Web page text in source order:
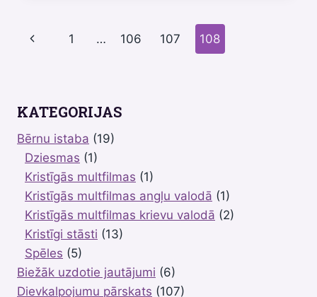
Page
Previous
1 … 106 107 108
KATEGORIJAS
Bērnu istaba (19)
Dziesmas (1)
Kristīgās multfilmas (1)
Kristīgās multfilmas angļu valodā (1)
Kristīgās multfilmas krievu valodā (2)
Kristīgi stāsti (13)
Spēles (5)
Biežāk uzdotie jautājumi (6)
Dievkalpojumu pārskats (107)